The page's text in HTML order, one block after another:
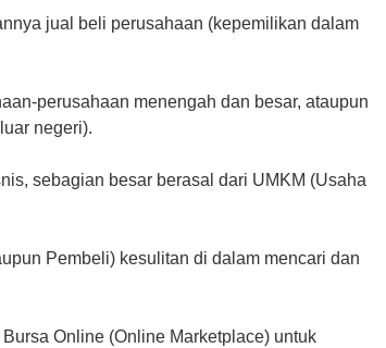
jual beli perusahaan (kepemilikan dalam
perusahaan menengah dan besar, ataupun
negeri).
sebagian besar berasal dari UMKM (Usaha
Pembeli) kesulitan di dalam mencari dan
Online (Online Marketplace) untuk